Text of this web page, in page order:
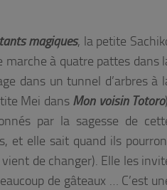
magiques, la petite
marche à quatre pattes dans
dans un tunnel d’arbres à
Mei dans Mon voisin Totoro
par la sagesse de
et elle sait quand ils
de changer). Elle les
de gâteaux … C’est